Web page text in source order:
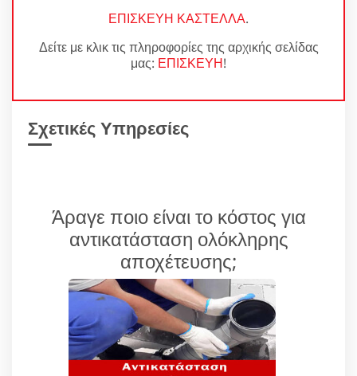
ΕΠΙΣΚΕΥΗ ΚΑΣΤΕΛΛΑ.
Δείτε με κλικ τις πληροφορίες της αρχικής σελίδας
μας: ΕΠΙΣΚΕΥΗ!
Σχετικές Υπηρεσίες
Άραγε ποιο είναι το κόστος για
αντικατάσταση ολόκληρης
αποχέτευσης;